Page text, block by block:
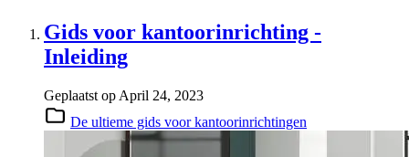
Gids voor kantoorinrichting -
Inleiding
Geplaatst op April 24, 2023
De ultieme gids voor kantoorinrichtingen